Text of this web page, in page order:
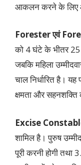
आकलन करने के लिए
Forester एवं
को 4 घंटे के भीतर 25
जबकि महिला
चाल निर्धारित है।
क्षमता और सहनशक्ति
Excise
शामिल है। पुरुष
पूरी करनी होगी तथा